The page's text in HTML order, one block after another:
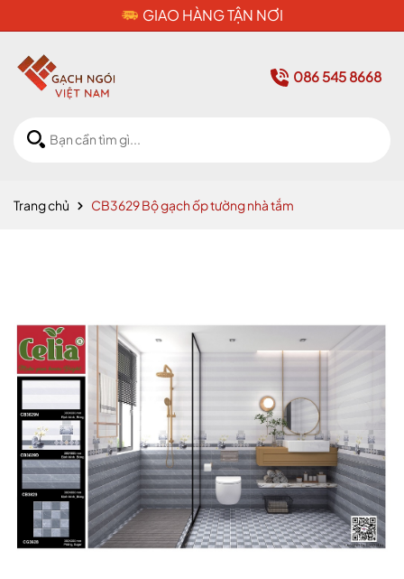
CAM KẾT HÀNG CHÍNH HÃNG
086 545 8668
Trang chủ CB3629 Bộ gạch ốp tường nhà tắm
Mã giảm giá:
Ngày hết hạn:
Điều kiện: